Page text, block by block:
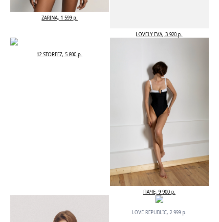
ZARINA, 1 599 р.
LOVELY EVA, 3 920 р.
12 STOREEZ, 5 800 р.
ПАЧЕ, 9 900 р.
LOVE REPUBLIC, 2 999 р.